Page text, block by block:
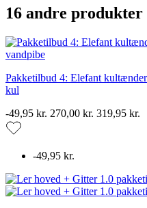
16 andre
Pakketilbud 4: Elefant
kul
-49,95 kr. 270,00 kr. 319,95 kr.
-49,95 kr.